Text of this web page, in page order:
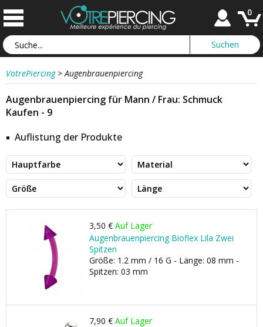
0
VotrePiercing > Augenbrauenpiercing
Augenbrauenpiercing für Mann / Frau: Schmuck
Kaufen - 9
Auflistung der Produkte
3,50 € Auf Lager
Augenbrauenpiercing Bioflex Lila Zwei
Spitzen
Größe: 1.2 mm / 16 G - Länge: 08 mm -
Spitzen: 03 mm
7,90 € Auf Lager